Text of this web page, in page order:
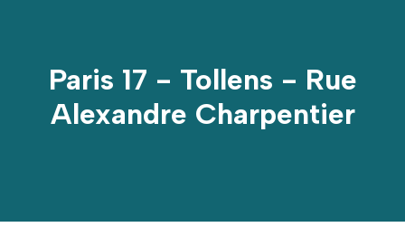
Paris 17 - Tollens - Rue
Alexandre Charpentier